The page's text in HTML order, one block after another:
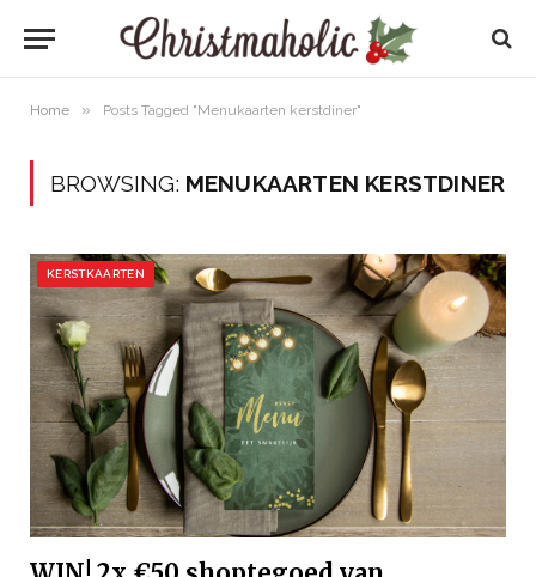
Home » Posts Tagged "Menukaarten kerstdiner"
BROWSING: MENUKAARTEN KERSTDINER
KERSTKAARTEN